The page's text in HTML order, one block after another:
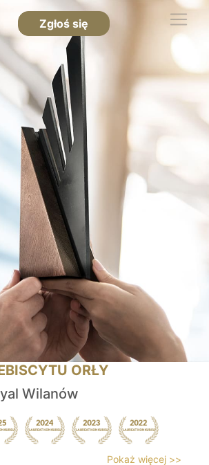
Zgłoś się
ORŁY
Wilanów
Pokaż więcej >>